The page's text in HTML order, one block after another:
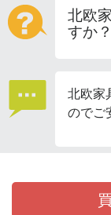
北欧
すか？
北欧家
のでご